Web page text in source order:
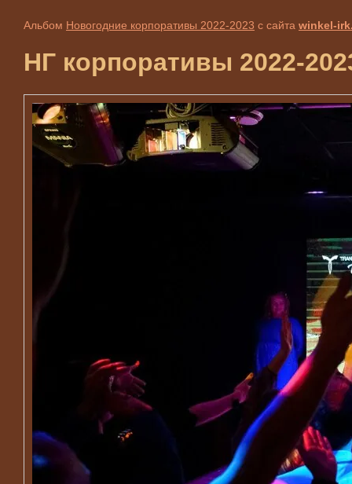
Альбом Новогодние корпоративы 2022-2023 с сайта winkel-
НГ корпоративы 2022-